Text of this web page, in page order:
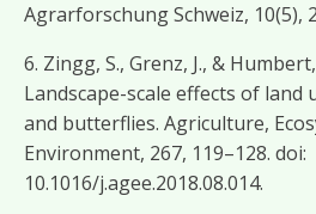
Agrarforschung Schweiz, 10(5),
6. Zingg, S., Grenz, J., & Humbert,
Landscape-scale effects of land
and butterflies. Agriculture,
Environment, 267, 119–128. doi:
10.1016/j.agee.2018.08.014.